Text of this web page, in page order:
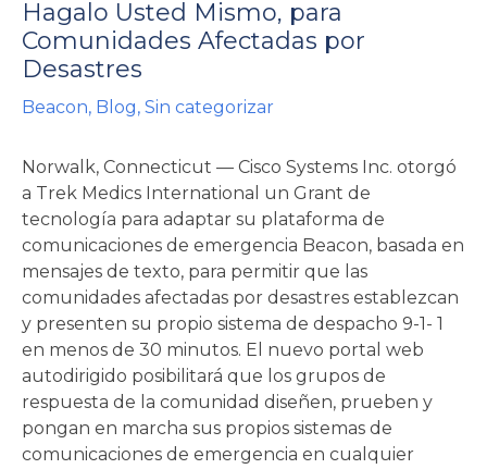
Hagalo Usted Mismo, para
Comunidades Afectadas por
Desastres
Beacon, Blog, Sin categorizar
Norwalk, Connecticut — Cisco Systems Inc. otorgó
a Trek Medics International un Grant de
tecnología para adaptar su plataforma de
comunicaciones de emergencia Beacon, basada en
mensajes de texto, para permitir que las
comunidades afectadas por desastres establezcan
y presenten su propio sistema de despacho 9-1- 1
en menos de 30 minutos. El nuevo portal web
autodirigido posibilitará que los grupos de
respuesta de la comunidad diseñen, prueben y
pongan en marcha sus propios sistemas de
comunicaciones de emergencia en cualquier